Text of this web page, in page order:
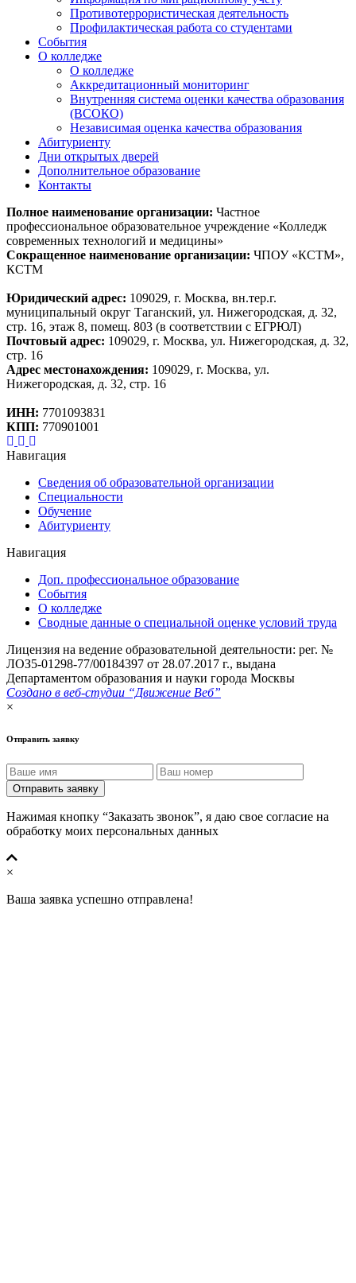
Противотеррористическая деятельность
Профилактическая работа со студентами
События
О колледже
О колледже
Аккредитационный мониторинг
Внутренняя система оценки качества образования
(ВСОКО)
Независимая оценка качества образования
Абитуриенту
Дни открытых дверей
Дополнительное образование
Контакты
Полное наименование организации: Частное
профессиональное образовательное учреждение «Колледж
современных технологий и медицины»
Сокращенное наименование организации: ЧПОУ «КСТМ»,
КСТМ
Юридический адрес: 109029, г. Москва, вн.тер.г.
муниципальный округ Таганский, ул. Нижегородская, д. 32,
стр. 16, этаж 8, помещ. 803 (в соответствии с ЕГРЮЛ)
Почтовый адрес: 109029, г. Москва, ул. Нижегородская, д. 32,
стр. 16
Адрес местонахождения: 109029, г. Москва, ул.
Нижегородская, д. 32, стр. 16
ИНН: 7701093831
КПП: 770901001
Навигация
Сведения об образовательной организации
Специальности
Обучение
Абитуриенту
Навигация
Доп. профессиональное образование
События
О колледже
Сводные данные о специальной оценке условий труда
Лицензия на ведение образовательной деятельности: рег. №
ЛОЗ5-01298-77/00184397 от 28.07.2017 г., выдана
Департаментом образования и науки города Москвы
Создано в веб-студии “Движение Веб”
×
Отправить заявку
Отправить заявку
Нажимая кнопку “Заказать звонок”, я даю свое согласие на
обработку моих персональных данных
×
Ваша заявка успешно отправлена!